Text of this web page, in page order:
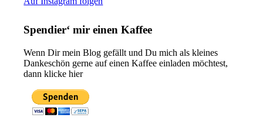
Spendier‘ mir einen Kaffee
Wenn Dir mein Blog gefällt und Du mich als kleines
Dankeschön gerne auf einen Kaffee einladen möchtest,
dann klicke hier